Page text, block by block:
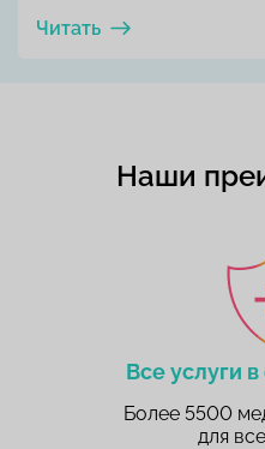
Читать
Наши
Все услуги
Более 5500
для